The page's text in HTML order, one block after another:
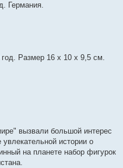
Германия.
Размер 16 x 10 x 9,5 см.
вызвали большой интерес
истории о
на планете набор фигурок